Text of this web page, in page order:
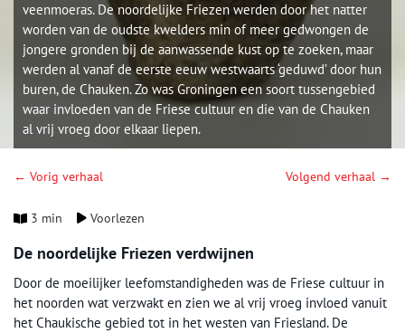
veenmoeras. De noordelijke Friezen werden door het natter
worden van de oudste kwelders min of meer gedwongen de
jongere gronden bij de aanwassende kust op te zoeken, maar
werden al vanaf de eerste eeuw westwaarts ‘geduwd’ door hun
buren, de Chauken. Zo was Groningen een soort tussengebied
waar invloeden van de Friese cultuur en die van de Chauken
al vrij vroeg door elkaar liepen.
← Vorig verhaal Volgend verhaal →
3 min Voorlezen
De noordelijke Friezen verdwijnen
Door de moeilijker leefomstandigheden was de Friese cultuur in
het noorden wat verzwakt en zien we al vrij vroeg invloed vanuit
het Chaukische gebied tot in het westen van Friesland. De